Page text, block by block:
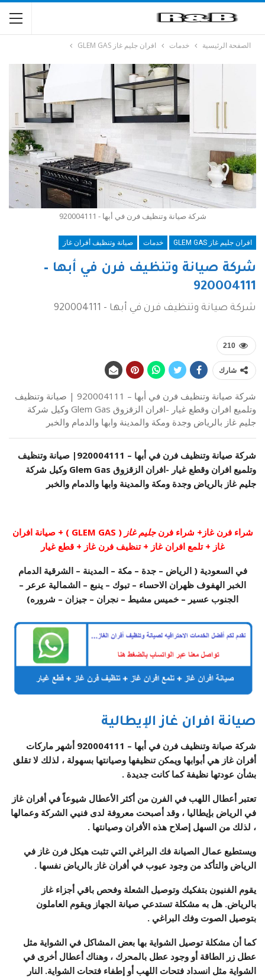
الصفحة الرئيسية خدمات افران جليم غاز GLEM GAS
شركة صيانة وتنظيف فرن في أبها - 920004111
افران جليم غاز GLEM GAS خدمات صيانة وتنظيف أفران غاز
شركة صيانة وتنظيف فرن في أبها –
920004111
شركة صيانة وتنظيف فرن في أبها - 920004111
210
شارك
شركة صيانة وتنظيف فرن في أبها – 920004111 | صيانة وتنظيف
وتلميع افران وقطع غيار -افران الزقزوق Glem Gas وكيل شركة
جليم غاز بالرياض وجدة ومكة والمدينة وابها والدمام والخبر
شركة صيانة وتنظيف فرن في أبها – 920004111 | صيانة وتنظيف
وتلميع افران وقطع غيار -افران الزقزوق Glem Gas وكيل شركة
جليم غاز بالرياض وجدة ومكة والمدينة وابها والدمام والخبر
شراء فرن غاز+ شراء فرنجليم غاز
( GLEM GAS ) + صيانة افران
غاز + تلمع افران غاز + تنظيف فرن غاز + قطع غيار
في السعودية ( الرياض – جدة – مكة – المدينة – الشرقية الدمام
الخبر الهفوف ظهران الاحساء – تبوك – ينبع – الشمالية عرعر –
الجنوب عسير – خميس مشيط – نجران – جيزان – شروره)
صيانة افران غاز الإيطالية
شركة صيانة وتنظيف فرن في أبها – 920004111 أشهر ماركات
أفران غاز هي أبوابها ويمكن تنظيفها وصيانتها بسهولة ، لذلك لا تقلق
بشأن عودتها نظيفة كما كانت جديدة .
تعتبر أعطال اللهب في الفرن من أكثر الأعطال شيوعاً في أفران غاز
في الرياض بإيطاليا ، وقد أصبحت معروفة لدى فنيي الشركة وعمالها
، لذلك من السهل إصلاح هذه الأفران وصيانتها .
ويستطيع عمال الصيانة فك البراغي التي تثبت هيكل فرن غاز في
الرياض والتأكد من وجود عيوب في أفران غاز بالرياض نفسها .
يقوم الفنيون بتفكيك وتوصيل الشعلة وفحص باقي أجزاء غاز
بالرياض. هل به مشكلة تستدعي صيانة الجهاز ويقوم العاملون
بتوصيل الصوت وفك البراغي .
كما أن مشكلة توصيل الشواية بها بعض المشاكل في الشواية مثل
عطل زر الطاقة أو وجود عطل بالمحرك ، وهناك أعطال أخرى في
الشواية مثل انسداد فتحات اللهب أو إطفاء فتحات الشواية. النار